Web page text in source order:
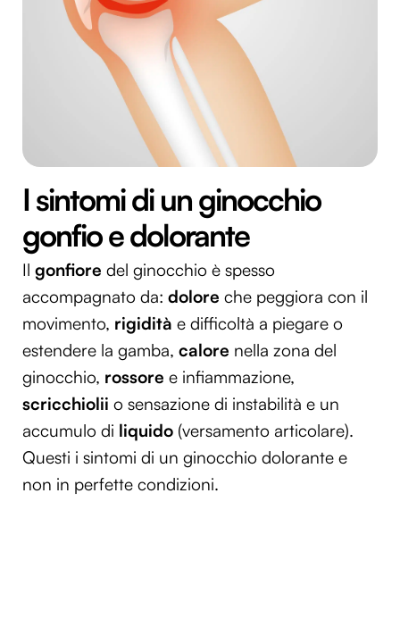
I sintomi di un ginocchio
gonfio e dolorante
Il gonfiore del ginocchio è spesso
accompagnato da: dolore che peggiora con il
movimento, rigidità e difficoltà a piegare o
estendere la gamba, calore nella zona del
ginocchio, rossore e infiammazione,
scricchiolii o sensazione di instabilità e un
accumulo di liquido (versamento articolare).
Questi i sintomi di un ginocchio dolorante e
non in perfette condizioni.